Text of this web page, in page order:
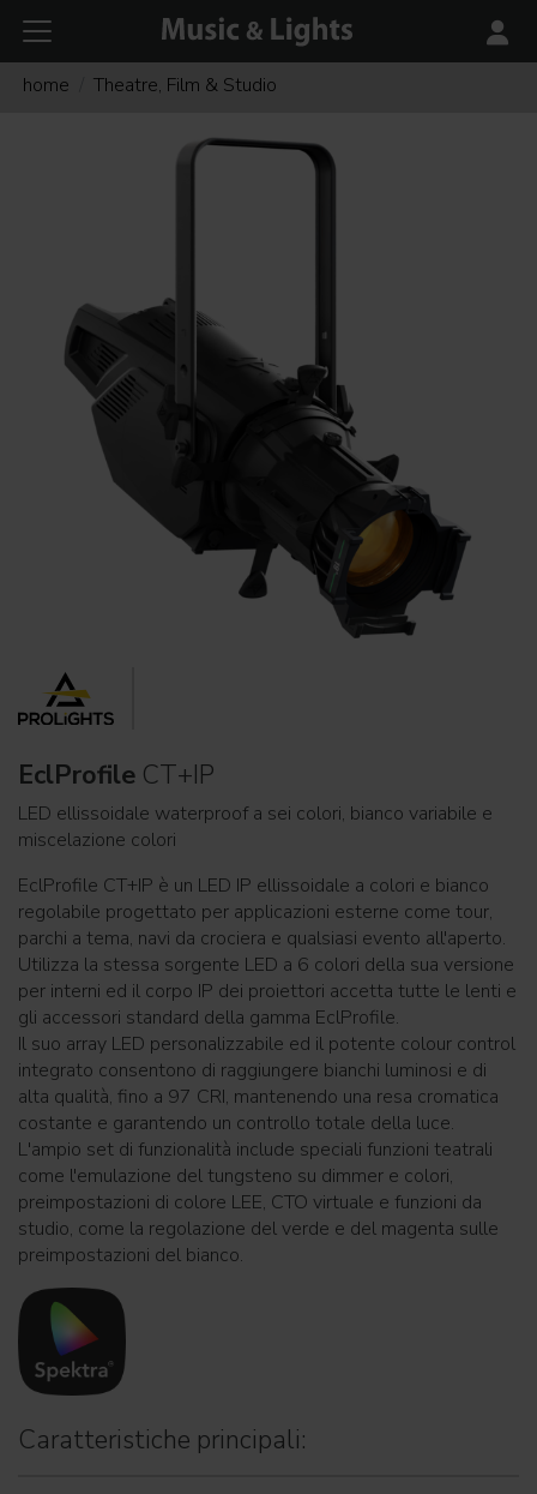
home Theatre, Film & Studio
EclProfile CT+IP
LED ellissoidale waterproof a sei colori, bianco variabile e
miscelazione colori
EclProfile CT+IP è un LED IP ellissoidale a colori e bianco
regolabile progettato per applicazioni esterne come tour,
parchi a tema, navi da crociera e qualsiasi evento all'aperto.
Utilizza la stessa sorgente LED a 6 colori della sua versione
per interni ed il corpo IP dei proiettori accetta tutte le lenti e
gli accessori standard della gamma EclProfile.
Il suo array LED personalizzabile ed il potente colour control
integrato consentono di raggiungere bianchi luminosi e di
alta qualità, fino a 97 CRI, mantenendo una resa cromatica
costante e garantendo un controllo totale della luce.
L'ampio set di funzionalità include speciali funzioni teatrali
come l'emulazione del tungsteno su dimmer e colori,
preimpostazioni di colore LEE, CTO virtuale e funzioni da
studio, come la regolazione del verde e del magenta sulle
preimpostazioni del bianco.
Caratteristiche principali: